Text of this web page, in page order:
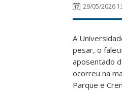
29/05/2026
A
pesar, o
aposentado
ocorreu na
Parque e